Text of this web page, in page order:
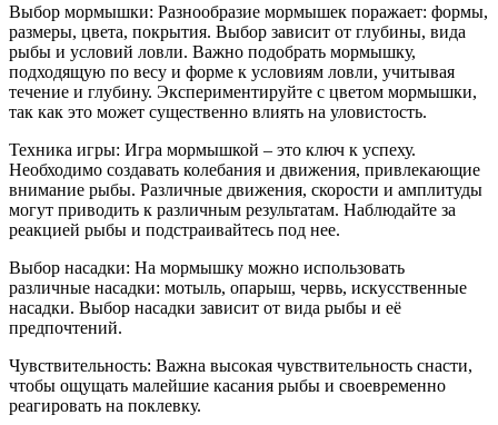
Выбор мормышки: Разнообразие мормышек поражает: формы,
размеры, цвета, покрытия. Выбор зависит от глубины, вида
рыбы и условий ловли. Важно подобрать мормышку,
подходящую по весу и форме к условиям ловли, учитывая
течение и глубину. Экспериментируйте с цветом мормышки,
так как это может существенно влиять на уловистость.
Техника игры: Игра мормышкой – это ключ к успеху.
Необходимо создавать колебания и движения, привлекающие
внимание рыбы. Различные движения, скорости и амплитуды
могут приводить к различным результатам. Наблюдайте за
реакцией рыбы и подстраивайтесь под нее.
Выбор насадки: На мормышку можно использовать
различные насадки: мотыль, опарыш, червь, искусственные
насадки. Выбор насадки зависит от вида рыбы и её
предпочтений.
Чувствительность: Важна высокая чувствительность снасти,
чтобы ощущать малейшие касания рыбы и своевременно
реагировать на поклевку.